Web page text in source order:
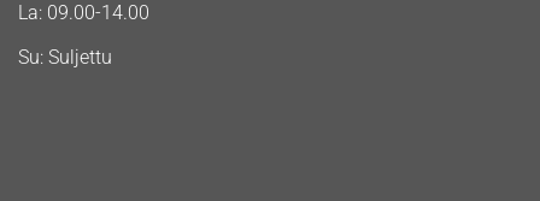
La: 09.00-14.00
Su: Suljettu